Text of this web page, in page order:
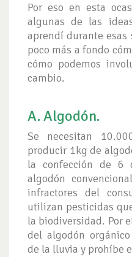
Por eso en esta
algunas de las
aprendí durante esas
poco más a fondo
cómo podemos
cambio.
A. Algodón.
Se necesitan
producir 1kg de
la confección de 6
algodón
infractores del
utilizan pesticidas
la biodiversidad. Por
del algodón
de la lluvia y prohíbe